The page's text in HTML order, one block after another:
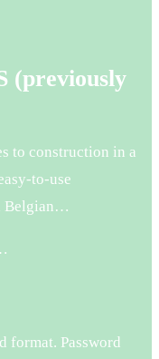
(previously
to construction in a
to-use
Belgian…
format. Password